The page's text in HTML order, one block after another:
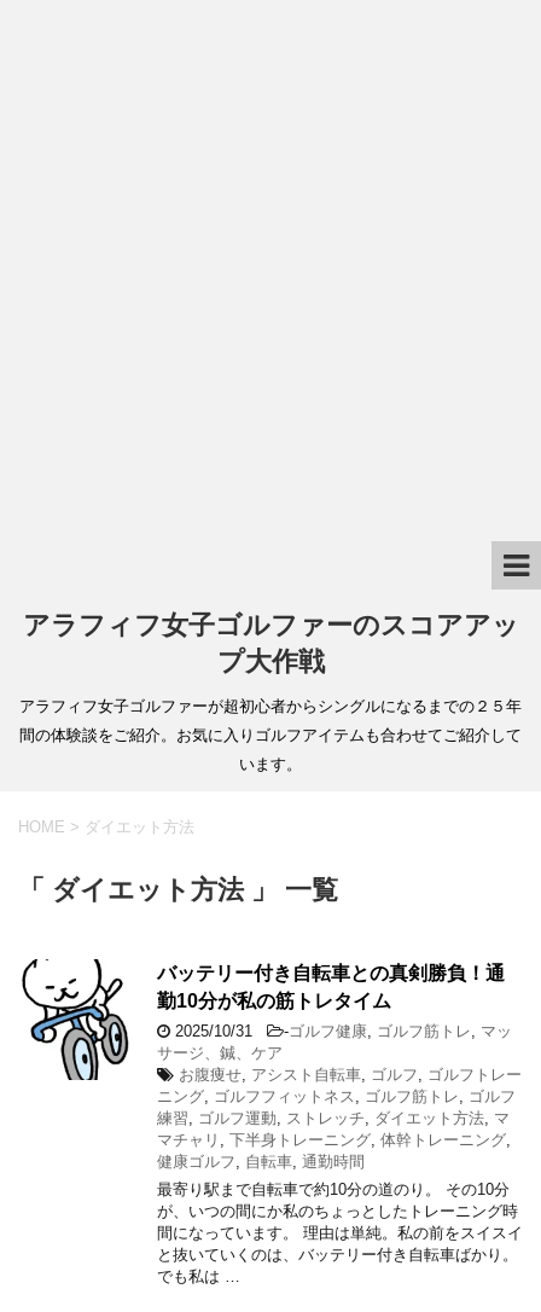
アラフィフ女子ゴルファーのスコアアッ
プ大作戦
アラフィフ女子ゴルファーが超初心者からシングルになるまでの２５年
間の体験談をご紹介。お気に入りゴルフアイテムも合わせてご紹介して
います。
HOME > ダイエット方法
「 ダイエット方法 」 一覧
バッテリー付き自転車との真剣勝負！通
勤10分が私の筋トレタイム
2025/10/31 -ゴルフ健康 ゴルフ筋トレ
マッ
サージ、鍼、ケア
お腹痩せ アシスト自転車 ゴルフ
ゴルフトレー
ニング
ゴルフフィットネス ゴルフ筋トレ
ゴルフ
練習
ゴルフ運動 ストレッチ ダイエット方法 マ
マチャリ
下半身トレーニング 体幹トレーニング
健康ゴルフ
自転車 通勤時間
最寄り駅まで自転車で約10分の道のり。 その10分
が、いつの間にか私のちょっとしたトレーニング時
間になっています。 理由は単純。私の前をスイスイ
と抜いていくのは、バッテリー付き自転車ばかり。
でも私は …